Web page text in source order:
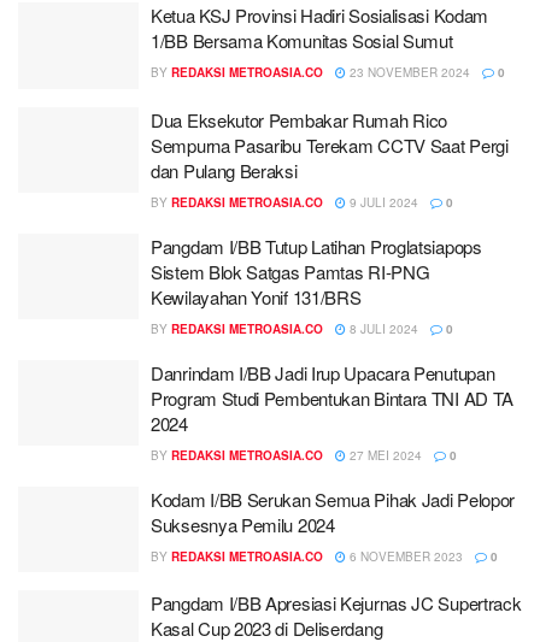
Ketua KSJ Provinsi Hadiri Sosialisasi Kodam
1/BB Bersama Komunitas Sosial Sumut
BY REDAKSI METROASIA.CO 23 NOVEMBER 2024 0
Dua Eksekutor Pembakar Rumah Rico
Sempurna Pasaribu Terekam CCTV Saat Pergi
dan Pulang Beraksi
BY REDAKSI METROASIA.CO 9 JULI 2024 0
Pangdam I/BB Tutup Latihan Proglatsiapops
Sistem Blok Satgas Pamtas RI-PNG
Kewilayahan Yonif 131/BRS
BY REDAKSI METROASIA.CO 8 JULI 2024 0
Danrindam I/BB Jadi Irup Upacara Penutupan
Program Studi Pembentukan Bintara TNI AD TA
2024
BY REDAKSI METROASIA.CO 27 MEI 2024 0
Kodam I/BB Serukan Semua Pihak Jadi Pelopor
Suksesnya Pemilu 2024
BY REDAKSI METROASIA.CO 6 NOVEMBER 2023 0
Pangdam I/BB Apresiasi Kejurnas JC Supertrack
Kasal Cup 2023 di Deliserdang